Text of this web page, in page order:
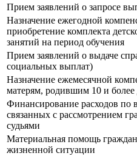
Прием заявлений о запросе
Назначение ежегодной
приобретение комплекта
занятий на период обучения
Прием заявлений о выдаче
социальных выплат)
Назначение ежемесячной
матерям, родившим 10 и
Финансирование расходов по
связанных с рассмотрением
судьями
Материальная помощь
жизненной ситуации